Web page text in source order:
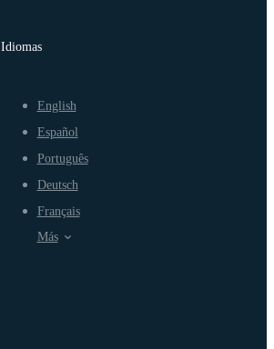
Idiomas
English
Español
Português
Deutsch
Français
Más